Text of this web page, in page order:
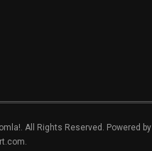
All Rights Reserved. Powered by